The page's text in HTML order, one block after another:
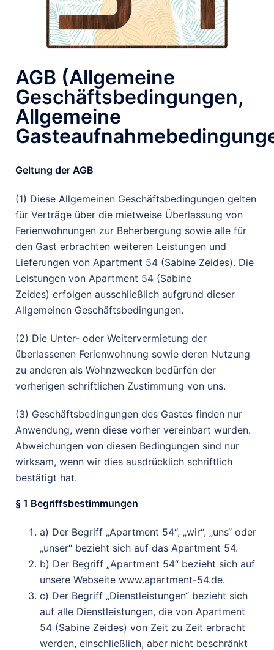
AGB (Allgemeine
Geschäftsbedingungen,
Allgemeine
Geltung der AGB
(1) Diese Allgemeinen Geschäftsbedingungen gelten
für Verträge über die mietweise Überlassung von
Ferienwohnungen zur Beherbergung sowie alle für
den Gast erbrachten weiteren Leistungen und
Lieferungen von Apartment 54 (Sabine Zeides). Die
Leistungen von Apartment 54 (Sabine
Zeides) erfolgen ausschließlich aufgrund dieser
Allgemeinen Geschäftsbedingungen.
(2) Die Unter- oder Weitervermietung der
überlassenen Ferienwohnung sowie deren Nutzung
zu anderen als Wohnzwecken bedürfen der
vorherigen schriftlichen Zustimmung von uns.
(3) Geschäftsbedingungen des Gastes finden nur
Anwendung, wenn diese vorher vereinbart wurden.
Abweichungen von diesen Bedingungen sind nur
wirksam, wenn wir dies ausdrücklich schriftlich
bestätigt hat.
§ 1 Begriffsbestimmungen
a) Der Begriff „Apartment 54“, „wir“, „uns“ oder
„unser“ bezieht sich auf das Apartment 54.
b) Der Begriff „Apartment 54“ bezieht sich auf
unsere Webseite www.apartment-54.de.
c) Der Begriff „Dienstleistungen“ bezieht sich
auf alle Dienstleistungen, die von Apartment
54 (Sabine Zeides) von Zeit zu Zeit erbracht
werden, einschließlich, aber nicht beschränkt